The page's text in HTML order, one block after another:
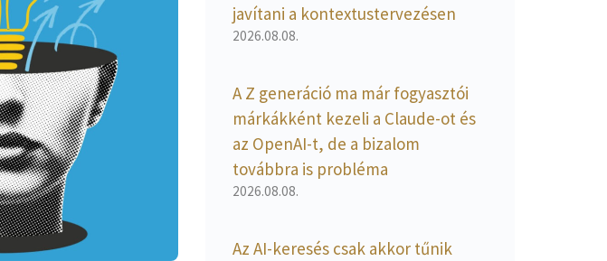
javítani a kontextustervezésen
2026.08.08.
A Z generáció ma már fogyasztói
márkákként kezeli a Claude-ot és
az OpenAI-t, de a bizalom
továbbra is probléma
2026.08.08.
Az AI-keresés csak akkor tűnik